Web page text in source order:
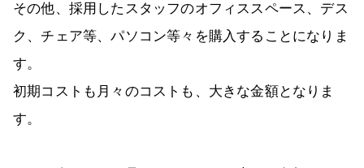
その他、採用したスタッフのオフィススペース、デス
ク、チェア等、パソコン等々を購入することになりま
す。
初期コストも月々のコストも、大きな金額となりま
す。